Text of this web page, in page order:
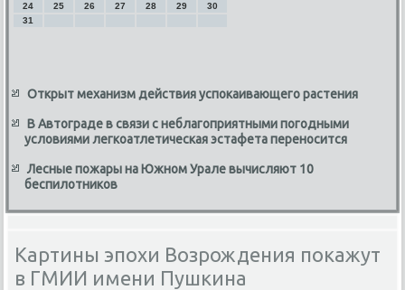
24
25 26 27 28 29
30
31
Открыт механизм действия успокаивающего растения
В Автограде в связи с неблагоприятными погодными
условиями легкоатлетическая эстафета переносится
Лесные пожары на Южном Урале вычисляют 10
беспилотников
Картины эпохи Возрождения покажут
в ГМИИ имени Пушкина